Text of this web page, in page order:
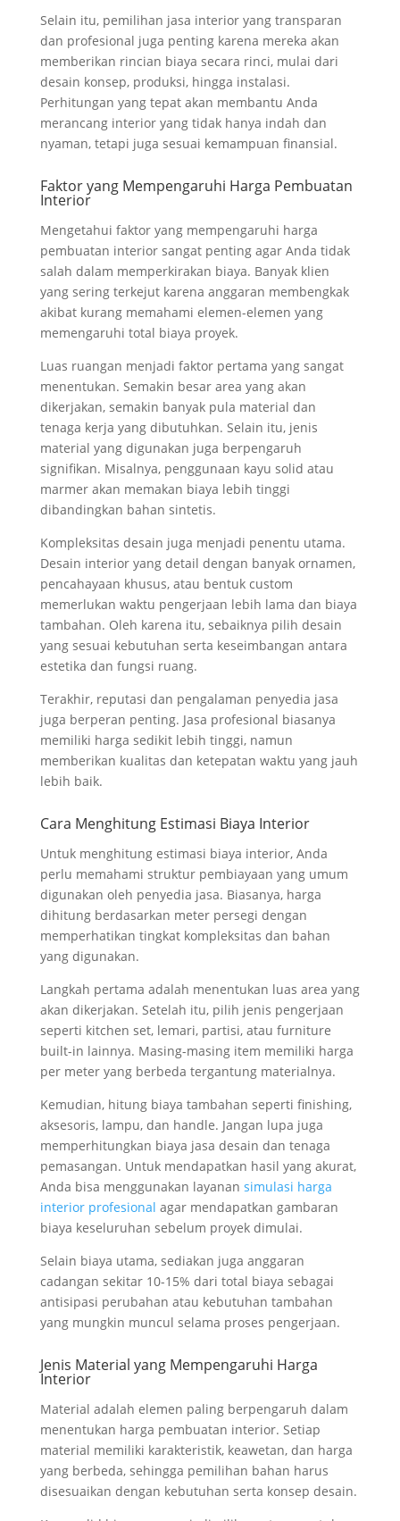
Selain itu, pemilihan jasa interior yang transparan
dan profesional juga penting karena mereka akan
memberikan rincian biaya secara rinci, mulai dari
desain konsep, produksi, hingga instalasi.
Perhitungan yang tepat akan membantu Anda
merancang interior yang tidak hanya indah dan
nyaman, tetapi juga sesuai kemampuan finansial.
Faktor yang Mempengaruhi Harga Pembuatan
Interior
Mengetahui faktor yang mempengaruhi harga
pembuatan interior sangat penting agar Anda tidak
salah dalam memperkirakan biaya. Banyak klien
yang sering terkejut karena anggaran membengkak
akibat kurang memahami elemen-elemen yang
memengaruhi total biaya proyek.
Luas ruangan menjadi faktor pertama yang sangat
menentukan. Semakin besar area yang akan
dikerjakan, semakin banyak pula material dan
tenaga kerja yang dibutuhkan. Selain itu, jenis
material yang digunakan juga berpengaruh
signifikan. Misalnya, penggunaan kayu solid atau
marmer akan memakan biaya lebih tinggi
dibandingkan bahan sintetis.
Kompleksitas desain juga menjadi penentu utama.
Desain interior yang detail dengan banyak ornamen,
pencahayaan khusus, atau bentuk custom
memerlukan waktu pengerjaan lebih lama dan biaya
tambahan. Oleh karena itu, sebaiknya pilih desain
yang sesuai kebutuhan serta keseimbangan antara
estetika dan fungsi ruang.
Terakhir, reputasi dan pengalaman penyedia jasa
juga berperan penting. Jasa profesional biasanya
memiliki harga sedikit lebih tinggi, namun
memberikan kualitas dan ketepatan waktu yang jauh
lebih baik.
Cara Menghitung Estimasi Biaya Interior
Untuk menghitung estimasi biaya interior, Anda
perlu memahami struktur pembiayaan yang umum
digunakan oleh penyedia jasa. Biasanya, harga
dihitung berdasarkan meter persegi dengan
memperhatikan tingkat kompleksitas dan bahan
yang digunakan.
Langkah pertama adalah menentukan luas area yang
akan dikerjakan. Setelah itu, pilih jenis pengerjaan
seperti kitchen set, lemari, partisi, atau furniture
built-in lainnya. Masing-masing item memiliki harga
per meter yang berbeda tergantung materialnya.
Kemudian, hitung biaya tambahan seperti finishing,
aksesoris, lampu, dan handle. Jangan lupa juga
memperhitungkan biaya jasa desain dan tenaga
pemasangan. Untuk mendapatkan hasil yang akurat,
Anda bisa menggunakan layanan simulasi harga
interior profesional agar mendapatkan gambaran
biaya keseluruhan sebelum proyek dimulai.
Selain biaya utama, sediakan juga anggaran
cadangan sekitar 10-15% dari total biaya sebagai
antisipasi perubahan atau kebutuhan tambahan
yang mungkin muncul selama proses pengerjaan.
Jenis Material yang Mempengaruhi Harga
Interior
Material adalah elemen paling berpengaruh dalam
menentukan harga pembuatan interior. Setiap
material memiliki karakteristik, keawetan, dan harga
yang berbeda, sehingga pemilihan bahan harus
disesuaikan dengan kebutuhan serta konsep desain.